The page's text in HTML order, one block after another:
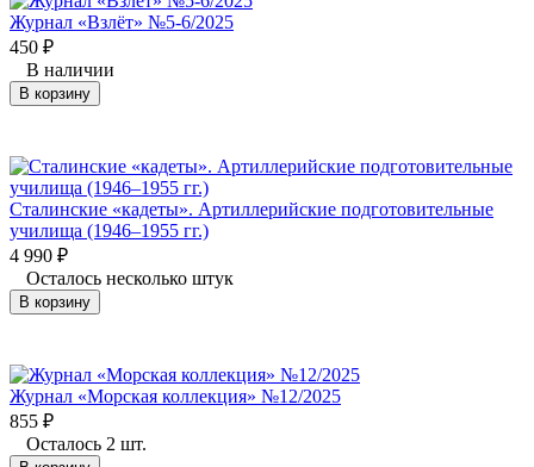
Журнал «Взлёт» №5-6/2025
450 ₽
В наличии
В корзину
Сталинские «кадеты». Артиллерийские подготовительные
училища (1946–1955 гг.)
4 990 ₽
Осталось несколько штук
В корзину
Журнал «Морская коллекция» №12/2025
855 ₽
Осталось 2 шт.